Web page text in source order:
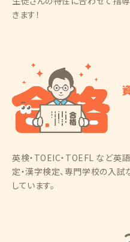
きます！
英検・TOEIC・TOEFL など英
定・漢字検定、専門学校の入試
しています。